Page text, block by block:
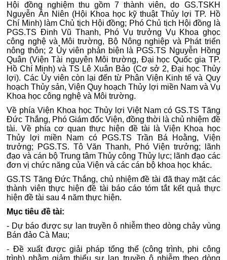
Hội đồng nghiệm thu gồm 7 thành viên, do GS.TSKH
Nguyễn Ân Niên (Hội Khoa học kỹ thuật Thủy lợi TP. Hồ
Chí Minh) làm Chủ tịch Hội đồng; Phó Chủ tịch Hội đồng là
PGS.TS Đinh Vũ Thanh, Phó Vụ trưởng Vụ Khoa ghọc
công nghệ và Môi trường, Bộ Nông nghiệp và Phát triển
nông thôn; 2 Ủy viên phản biện là PGS.TS Nguyễn Hồng
Quân (Viện Tài nguyên Môi trường, Đại học Quốc gia TP.
Hồ Chí Minh) và TS Lê Xuân Bảo (Cơ sở 2, Đại học Thủy
lợi). Các Ủy viên còn lại đến từ Phân Viện Kinh tế và Quy
hoạch Thủy sản, Viện Quy hoạch Thủy lợi miền Nam và Vụ
Khoa học công nghệ và Môi trường.
Về phía Viện Khoa học Thủy lợi Việt Nam có GS.TS Tăng
Đức Thắng, Phó Giám đốc Viện, đồng thời là chủ nhiệm đề
tài. Về phía cơ quan thực hiện đề tài là Viện Khoa học
Thủy lợi miền Nam có PGS.TS Trần Bá Hoằng, Viện
trưởng; PGS.TS. Tô Văn Thanh, Phó Viện trưởng; lãnh
đạo và cán bộ Trung tâm Thủy công Thủy lực; lãnh đạo các
đơn vị chức năng của Viện và các cán bộ khoa học khác.
GS.TS Tăng Đức Thắng, chủ nhiệm đề tài đã thay mặt các
thành viên thực hiện đề tài báo cáo tóm tắt kết quả thực
hiện đề tài sau 4 năm thực hiện.
Mục tiêu đề tài:
- Dự báo được sự lan truyền ô nhiễm theo dòng chảy vùng
Bán đảo Cà Mau;
- Đề xuất được giải pháp tổng thể (công trình, phi công
trình) nhằm giảm thiểu sự lan truyền ô nhiễm theo dòng